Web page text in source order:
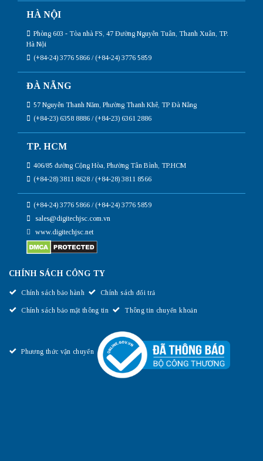
HÀ NỘI
Phòng 603 - Tòa nhà FS, 47 Đường Nguyễn Tuân, Thanh Xuân, TP.
Hà Nội
(+84-24) 3776 5866 / (+84-24) 3776 5859
ĐÀ NẴNG
57 Nguyễn Thanh Năm, Phường Thanh Khê, TP Đà Nẵng
(+84-23) 6358 8886 / (+84-23) 6361 2886
TP. HCM
406/85 đường Cộng Hòa, Phường Tân Bình, TP.HCM
(+84-28) 3811 8628 / (+84-28) 3811 8566
(+84-24) 3776 5866 / (+84-24) 3776 5859
sales@digitechjsc.com.vn
www.digitechjsc.net
CHÍNH SÁCH CÔNG TY
Chính sách bảo hành Chính sách đổi trả
Chính sách bảo mật thông tin Thông tin chuyển khoản
Phương thức vận chuyển